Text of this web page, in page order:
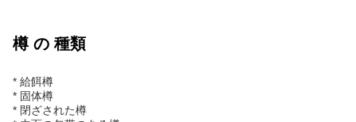
樽 の 種類
* 給餌樽
* 固体樽
* 閉ざされた樽